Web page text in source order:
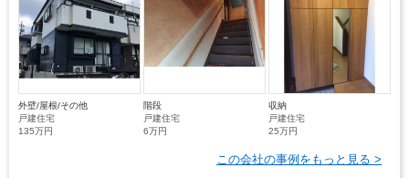
外壁/屋根/その他
戸建住宅
135万円
階段
戸建住宅
6万円
収納
戸建住宅
25万円
この会社の事例をもっと見る >